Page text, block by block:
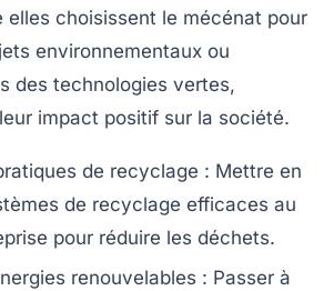
elles choisissent le mécénat pour
environnementaux ou
des technologies vertes,
impact positif sur la société.
de recyclage : Mettre en
de recyclage efficaces au
pour réduire les déchets.
renouvelables : Passer à